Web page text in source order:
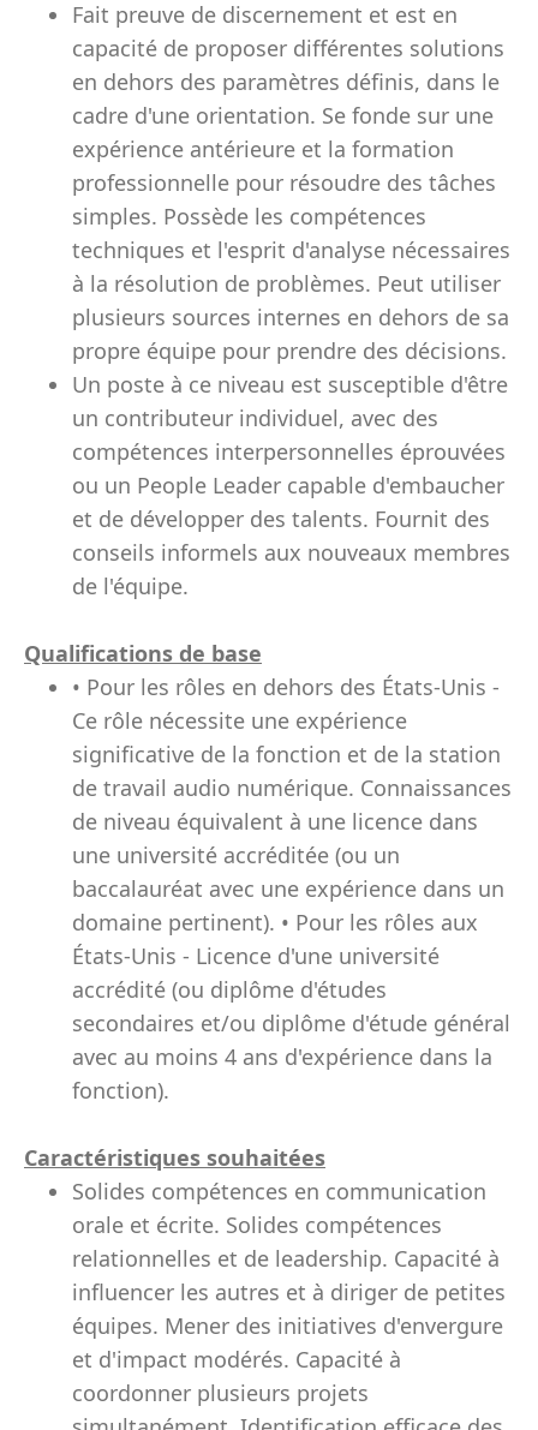
Fait preuve de discernement et est en
capacité de proposer différentes solutions
en dehors des paramètres définis, dans le
cadre d'une orientation. Se fonde sur une
expérience antérieure et la formation
professionnelle pour résoudre des tâches
simples. Possède les compétences
techniques et l'esprit d'analyse nécessaires
à la résolution de problèmes. Peut utiliser
plusieurs sources internes en dehors de sa
propre équipe pour prendre des décisions.
Un poste à ce niveau est susceptible d'être
un contributeur individuel, avec des
compétences interpersonnelles éprouvées
ou un People Leader capable d'embaucher
et de développer des talents. Fournit des
conseils informels aux nouveaux membres
de l'équipe.
Qualifications de base
• Pour les rôles en dehors des États-Unis -
Ce rôle nécessite une expérience
significative de la fonction et de la station
de travail audio numérique. Connaissances
de niveau équivalent à une licence dans
une université accréditée (ou un
baccalauréat avec une expérience dans un
domaine pertinent). • Pour les rôles aux
États-Unis - Licence d'une université
accrédité (ou diplôme d'études
secondaires et/ou diplôme d'étude général
avec au moins 4 ans d'expérience dans la
fonction).
Caractéristiques souhaitées
Solides compétences en communication
orale et écrite. Solides compétences
relationnelles et de leadership. Capacité à
influencer les autres et à diriger de petites
équipes. Mener des initiatives d'envergure
et d'impact modérés. Capacité à
coordonner plusieurs projets